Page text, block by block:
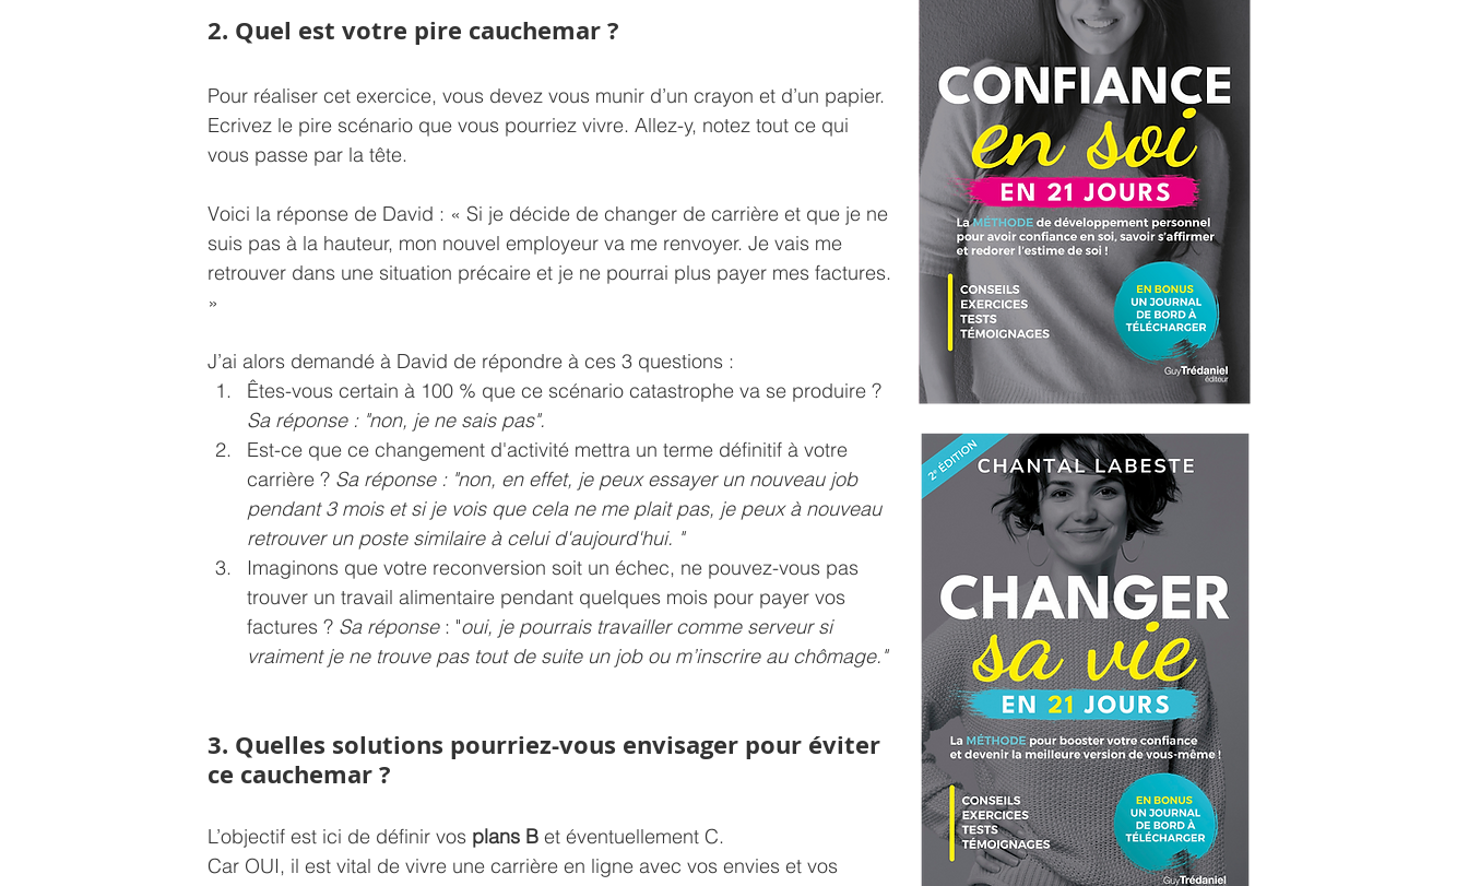
2. Quel est votre pire cauchemar ?
Pour réaliser cet exercice, vous devez vous munir d’un crayon et d’un papier.
Ecrivez le pire scénario que vous pourriez vivre. Allez-y, notez tout ce qui
vous passe par la tête.
Voici la réponse de David : « Si je décide de changer de carrière et que je ne
suis pas à la hauteur, mon nouvel employeur va me renvoyer. Je vais me
retrouver dans une situation précaire et je ne pourrai plus payer mes factures.
»
J’ai alors demandé à David de répondre à ces 3 questions :
Êtes-vous certain à 100 % que ce scénario catastrophe va se produire ?
Sa réponse : "non, je ne sais pas".
Est-ce que ce changement d'activité mettra un terme définitif à votre
carrière ? Sa réponse : "non, en effet, je peux essayer un nouveau job
pendant 3 mois et si je vois que cela ne me plait pas, je peux à nouveau
retrouver un poste similaire à celui d'aujourd'hui. "
Imaginons que votre reconversion soit un échec, ne pouvez-vous pas
trouver un travail alimentaire pendant quelques mois pour payer vos
factures ? Sa réponse : "oui, je pourrais travailler comme serveur si
vraiment je ne trouve pas tout de suite un job ou m’inscrire au chômage."
3. Quelles solutions pourriez-vous envisager pour éviter
ce cauchemar ?
L’objectif est ici de définir vos plans B et éventuellement C.
Car OUI, il est vital de vivre une carrière en ligne avec vos envies et vos